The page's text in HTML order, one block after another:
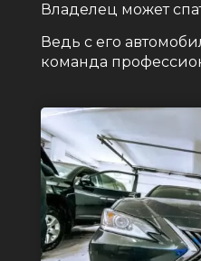
Владелец может
Ведь с его
команда